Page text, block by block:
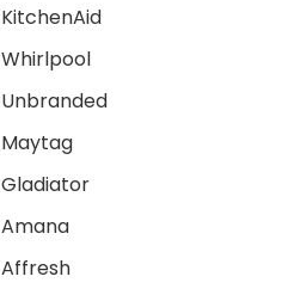
KitchenAid
Whirlpool
Unbranded
Maytag
Gladiator
Amana
Affresh